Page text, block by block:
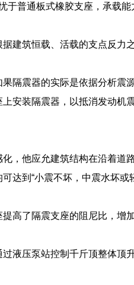
普通板式橡胶支座，承载
建筑恒载、活载的支点反力
隔震器的实际是依据分析震
安装隔震器，以抵消发动机
，他应允建筑结构在沿着道
达到“小震不坏，中震水坏或
高了隔震支座的阻尼比，增
液压泵站控制千斤顶整体顶